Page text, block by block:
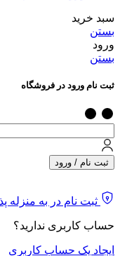
سبد خرید
بستن
ورود
بستن
ثبت نام ورود در فروشگاه
ثبت نام / ورود
ثبت نام در به منزله
حساب کاربری ندارید؟
ایجاد یک حساب کاربری